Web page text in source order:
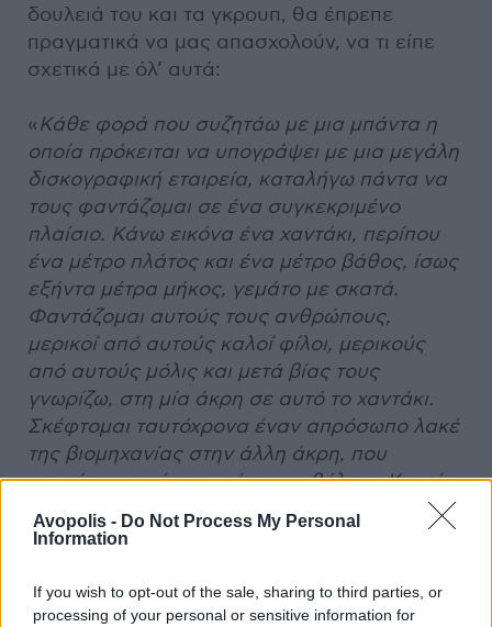
Avopolis - Do Not Process My Personal
Information
If you wish to opt-out of the sale, sharing to third parties, or
processing of your personal or sensitive information for
δουλειά του και τα γκρουπ, θα έπρεπε
πραγματικά να μας απασχολούν, να τι είπε
σχετικά με όλ’ αυτά:
«Κάθε φορά που συζητάω με μια μπάντα η
οποία πρόκειται να υπογράψει με μια μεγάλη
δισκογραφική εταιρεία, καταλήγω πάντα να
τους φαντάζομαι σε ένα συγκεκριμένο
πλαίσιο. Κάνω εικόνα ένα χαντάκι, περίπου
ένα μέτρο πλάτος και ένα μέτρο βάθος, ίσως
εξήντα μέτρα μήκος, γεμάτο με σκατά.
Φαντάζομαι αυτούς τους ανθρώπους,
μερικοί από αυτούς καλοί φίλοι, μερικούς
από αυτούς μόλις και μετά βίας τους
γνωρίζω, στη μία άκρη σε αυτό το χαντάκι.
Σκέφτομαι ταυτόχρονα έναν απρόσωπο λακέ
της βιομηχανίας στην άλλη άκρη, που
κρατάει μια πένα και ένα συμβόλαιο, Κανείς
δεν μπορεί να δει τι είναι τυπωμένο στο
συμβόλαιο. Είναι πολύ μακριά, και εκτός
μάτια όλων να δακρύζουν».